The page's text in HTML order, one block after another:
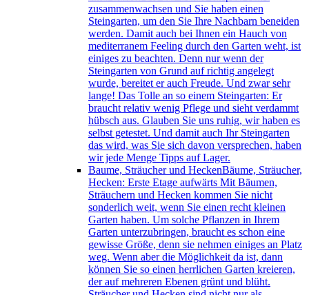
zusammenwachsen und Sie haben einen
Steingarten, um den Sie Ihre Nachbarn beneiden
werden. Damit auch bei Ihnen ein Hauch von
mediterranem Feeling durch den Garten weht, ist
einiges zu beachten. Denn nur wenn der
Steingarten von Grund auf richtig angelegt
wurde, bereitet er auch Freude. Und zwar sehr
lange! Das Tolle an so einem Steingarten: Er
braucht relativ wenig Pflege und sieht verdammt
hübsch aus. Glauben Sie uns ruhig, wir haben es
selbst getestet. Und damit auch Ihr Steingarten
das wird, was Sie sich davon versprechen, haben
wir jede Menge Tipps auf Lager.
Baume, Sträucher und HeckenBäume, Sträucher,
Hecken: Erste Etage aufwärts Mit Bäumen,
Sträuchern und Hecken kommen Sie nicht
sonderlich weit, wenn Sie einen recht kleinen
Garten haben. Um solche Pflanzen in Ihrem
Garten unterzubringen, braucht es schon eine
gewisse Größe, denn sie nehmen einiges an Platz
weg. Wenn aber die Möglichkeit da ist, dann
können Sie so einen herrlichen Garten kreieren,
der auf mehreren Ebenen grünt und blüht.